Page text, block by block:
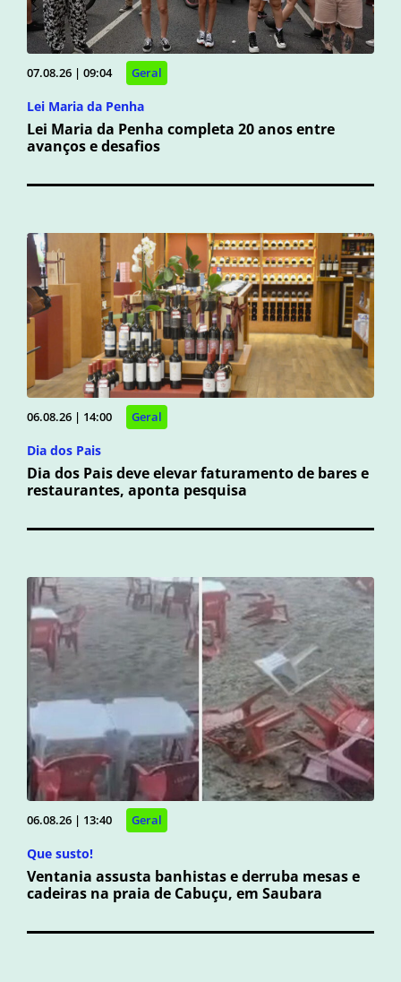
07.08.26 | 09:04 Geral
Lei Maria da Penha
Lei Maria da Penha completa 20 anos entre
avanços e desafios
06.08.26 | 14:00 Geral
Dia dos Pais
Dia dos Pais deve elevar faturamento de bares e
restaurantes, aponta pesquisa
06.08.26 | 13:40 Geral
Que susto!
Ventania assusta banhistas e derruba mesas e
cadeiras na praia de Cabuçu, em Saubara